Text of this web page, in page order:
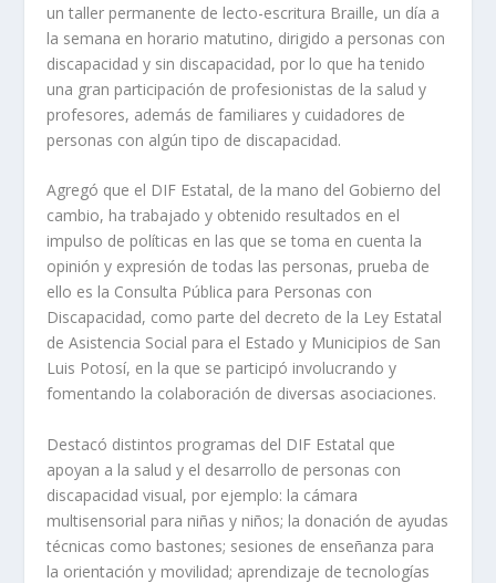
un taller permanente de lecto-escritura Braille, un día a
la semana en horario matutino, dirigido a personas con
discapacidad y sin discapacidad, por lo que ha tenido
una gran participación de profesionistas de la salud y
profesores, además de familiares y cuidadores de
personas con algún tipo de discapacidad.
Agregó que el DIF Estatal, de la mano del Gobierno del
cambio, ha trabajado y obtenido resultados en el
impulso de políticas en las que se toma en cuenta la
opinión y expresión de todas las personas, prueba de
ello es la Consulta Pública para Personas con
Discapacidad, como parte del decreto de la Ley Estatal
de Asistencia Social para el Estado y Municipios de San
Luis Potosí, en la que se participó involucrando y
fomentando la colaboración de diversas asociaciones.
Destacó distintos programas del DIF Estatal que
apoyan a la salud y el desarrollo de personas con
discapacidad visual, por ejemplo: la cámara
multisensorial para niñas y niños; la donación de ayudas
técnicas como bastones; sesiones de enseñanza para
la orientación y movilidad; aprendizaje de tecnologías